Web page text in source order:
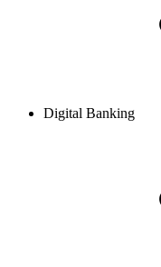
Digital Banking